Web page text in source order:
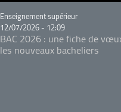
Catégorie
Enseignement supérieur
12/07/2026 - 12:09
BAC 2026 : une fiche de
les nouveaux bacheliers